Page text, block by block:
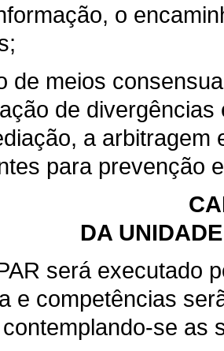
o
de meios
de
a arbitragem
para prevenção
DA
será executado
e competências
se as